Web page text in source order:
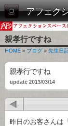
アフェク
親孝行ですね
HOME » ブログ » 先生日
親孝行ですね
update 2013/03/14
昨日のお客さんは